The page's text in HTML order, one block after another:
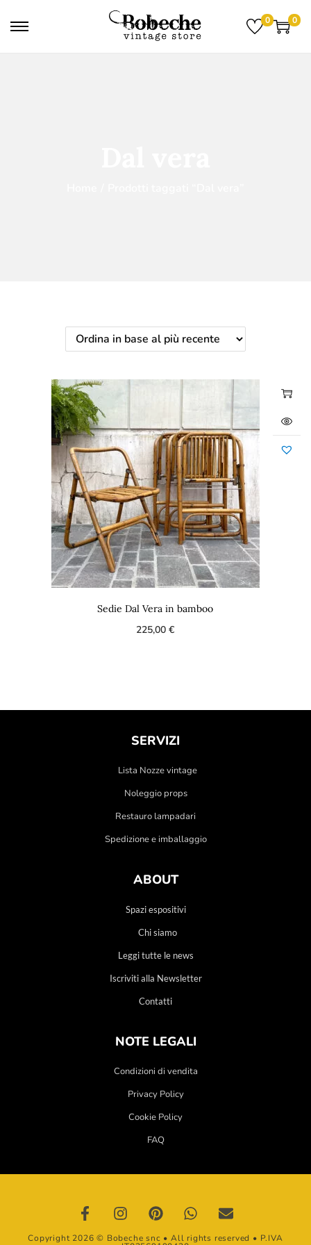
0 0
Sedie Dal Vera in bamboo
225,00€
SERVIZI
Lista Nozze vintage
Noleggio props
Restauro lampadari
Spedizione e imballaggio
ABOUT
Spazi espositivi
Chi siamo
Leggi tutte le news
Iscriviti alla Newsletter
Contatti
NOTE LEGALI
Condizioni di vendita
Privacy Policy
Cookie Policy
FAQ
Copyright 2026 © Bobeche snc • All rights reserved • P.IVA